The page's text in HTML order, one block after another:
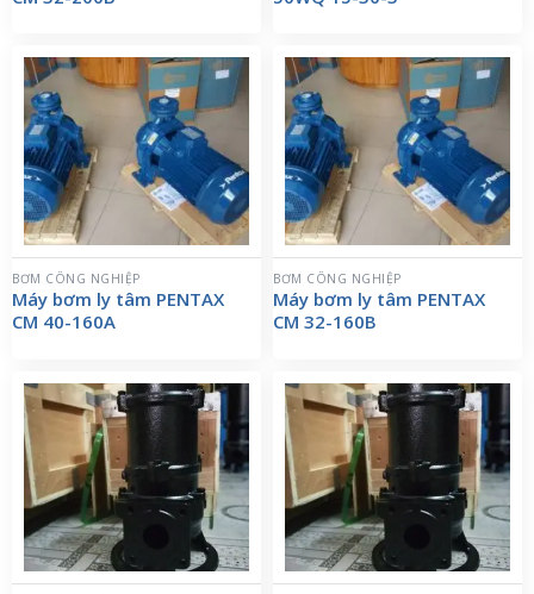
BƠM CÔNG NGHIỆP
Máy bơm ly tâm PENTAX
CM 40-160A
BƠM CÔNG NGHIỆP
Máy bơm ly tâm PENTAX
CM 32-160B